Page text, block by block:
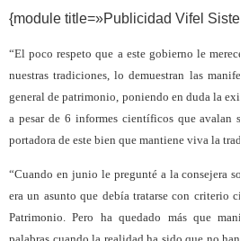
{module title=»Publicidad Vifel
“El poco respeto que a este gobierno le
nuestras tradiciones, lo demuestran las
general de patrimonio, poniendo en duda la
a pesar de 6 informes científicos que avalan
portadora de este bien que mantiene viva la
“Cuando en junio le pregunté a la consejera
era un asunto que debía tratarse con
Patrimonio. Pero ha quedado más que